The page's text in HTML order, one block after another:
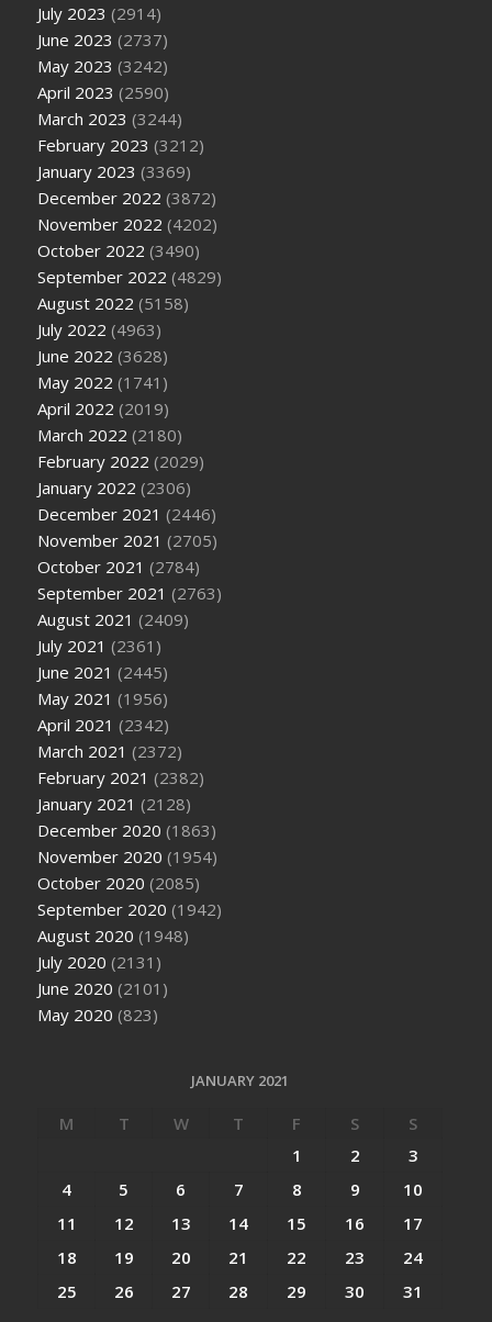
July 2023 (2914)
June 2023 (2737)
May 2023 (3242)
April 2023 (2590)
March 2023 (3244)
February 2023 (3212)
January 2023 (3369)
December 2022 (3872)
November 2022 (4202)
October 2022 (3490)
September 2022 (4829)
August 2022 (5158)
July 2022 (4963)
June 2022 (3628)
May 2022 (1741)
April 2022 (2019)
March 2022 (2180)
February 2022 (2029)
January 2022 (2306)
December 2021 (2446)
November 2021 (2705)
October 2021 (2784)
September 2021 (2763)
August 2021 (2409)
July 2021 (2361)
June 2021 (2445)
May 2021 (1956)
April 2021 (2342)
March 2021 (2372)
February 2021 (2382)
January 2021 (2128)
December 2020 (1863)
November 2020 (1954)
October 2020 (2085)
September 2020 (1942)
August 2020 (1948)
July 2020 (2131)
June 2020 (2101)
May 2020 (823)
JANUARY 2021
M T W T F S
S
1
2
3
4
5 6 7 8 9
10
11
12 13 14 15 16
17
18
19 20 21 22 23
24
25
26 27 28 29 30 31